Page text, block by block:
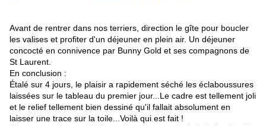
Avant de rentrer dans nos terriers, direction le gîte pour boucler
les valises et profiter d'un déjeuner en plein air. Un déjeuner
concocté en connivence par Bunny Gold et ses compagnons de
St Laurent.
En conclusion :
Étalé sur 4 jours, le plaisir a rapidement séché les éclaboussures
laissées sur le tableau du premier jour...Le cadre est tellement joli
et le relief tellement bien dessiné qu'il fallait absolument en
laisser une trace sur la toile...Voilà qui est fait !